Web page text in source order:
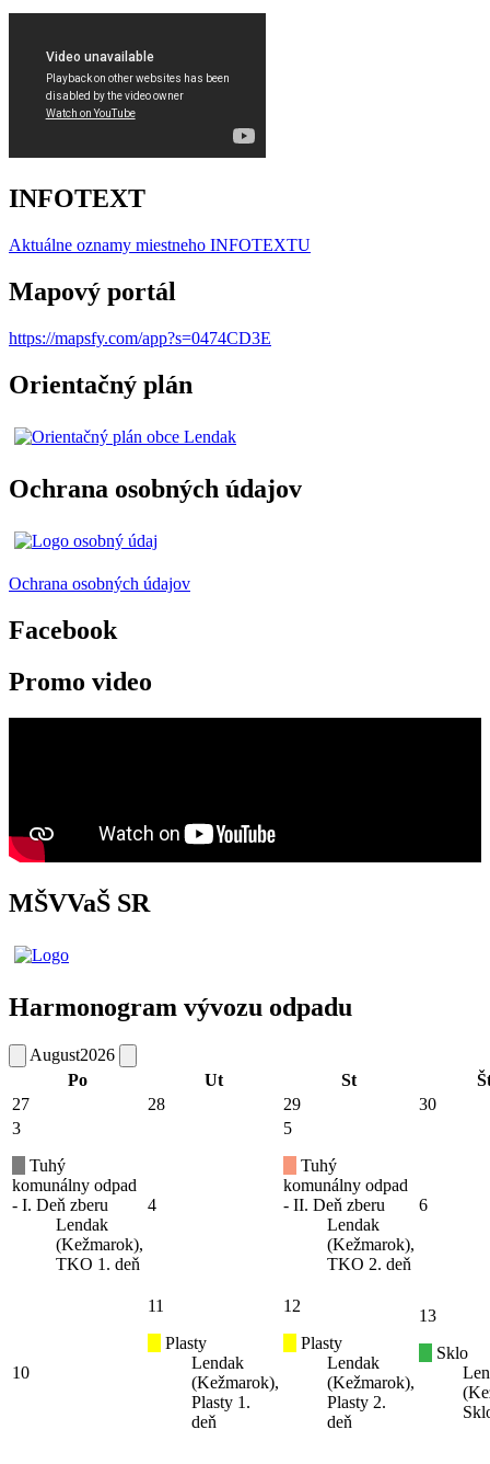
INFOTEXT
Aktuálne oznamy miestneho INFOTEXTU
Mapový portál
https://mapsfy.com/app?s=0474CD3E
Orientačný plán
Ochrana osobných údajov
Ochrana osobných údajov
Facebook
Promo video
MŠVVaŠ SR
Harmonogram vývozu odpadu
August2026
Po
Ut St
27
28 29
30
3
Tuhý
komunálny odpad
- I. Deň zberu
Lendak
(Kežmarok),
TKO 1. deň
4
5
Tuhý
komunálny odpad
- II. Deň zberu
Lendak
(Kežmarok),
TKO 2. deň
6
10
11
Plasty
Lendak
(Kežmarok),
Plasty 1.
deň
12
Plasty
Lendak
(Kežmarok),
Plasty 2.
deň
13
Sklo